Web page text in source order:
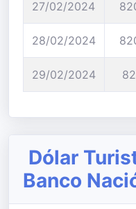
27/02/2024
28/02/2024
29/02/2024
Dólar
Banco